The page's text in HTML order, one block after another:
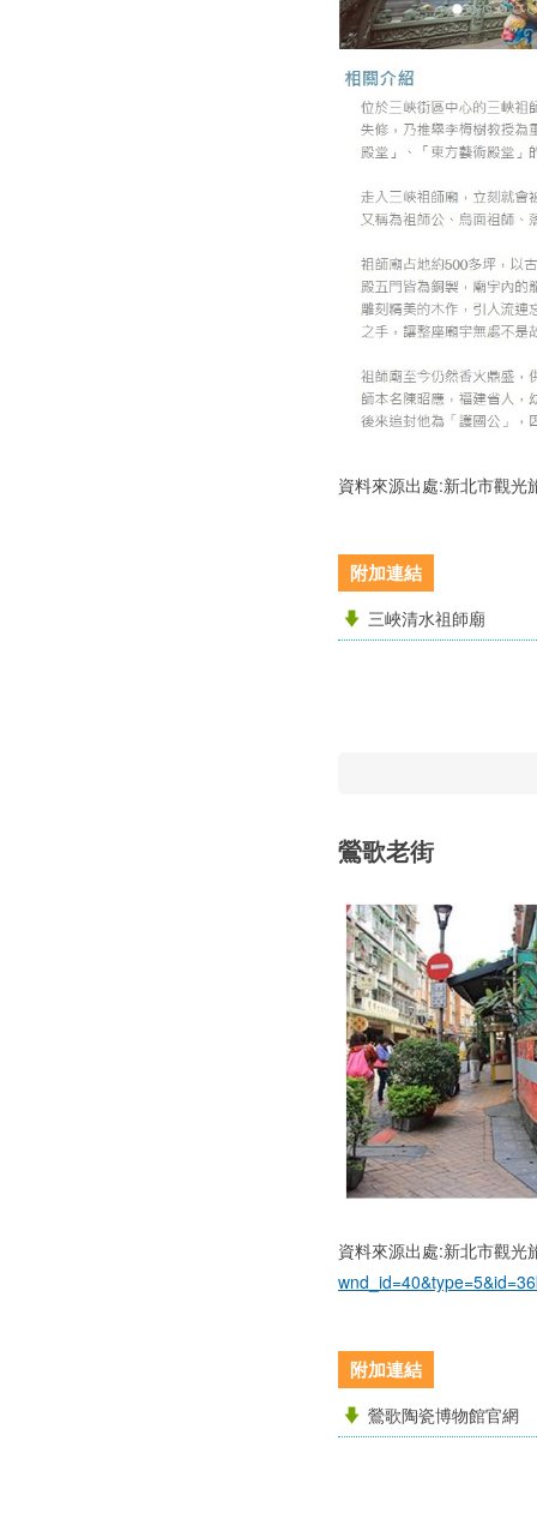
資料來源出處:新北市觀光
附加連結
三峽清水祖師廟
鶯歌老街
資料來源出處:新北市觀光
附加連結
鶯歌陶瓷博物館官網